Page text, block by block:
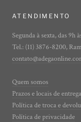
ATENDIMENTO
Segunda à sexta, das 9h
Tel.: (11) 3876-8200,
Quem somos
Prazos e locais de entrega
Política de troca e
Política de privacidade